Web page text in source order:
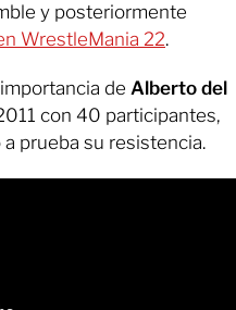
y posteriormente
WrestleMania 22.
de Alberto del
con 40 participantes,
prueba su resistencia.